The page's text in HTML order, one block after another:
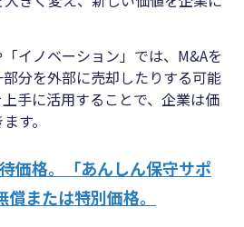
「イノベーション」では、M&Aを
分を外部に売却したりする可能
手に活用することで、企業は価
す。
価格。「あんしん保守サポ
または特別価格。